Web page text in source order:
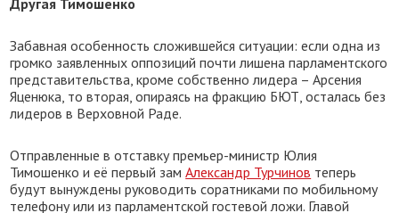
Другая Тимошенко
Забавная особенность сложившейся ситуации: если одна из
громко заявленных оппозиций почти лишена парламентского
представительства, кроме собственно лидера – Арсения
Яценюка, то вторая, опираясь на фракцию БЮТ, осталась без
лидеров в Верховной Раде.
Отправленные в отставку премьер-министр Юлия
Тимошенко и её первый замАлександр Турчинов теперь
будут вынуждены руководить соратниками по мобильному
телефону или из парламентской гостевой ложи. Главой